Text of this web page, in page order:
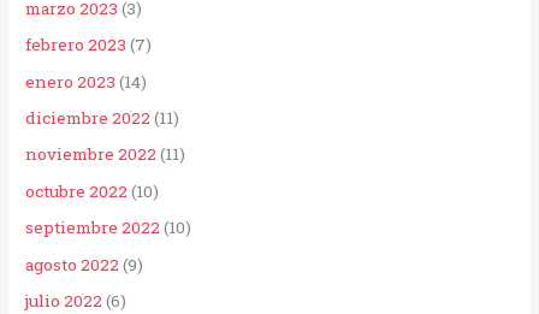
marzo 2023 (3)
febrero 2023 (7)
enero 2023 (14)
diciembre 2022 (11)
noviembre 2022 (11)
octubre 2022 (10)
septiembre 2022 (10)
agosto 2022 (9)
julio 2022 (6)